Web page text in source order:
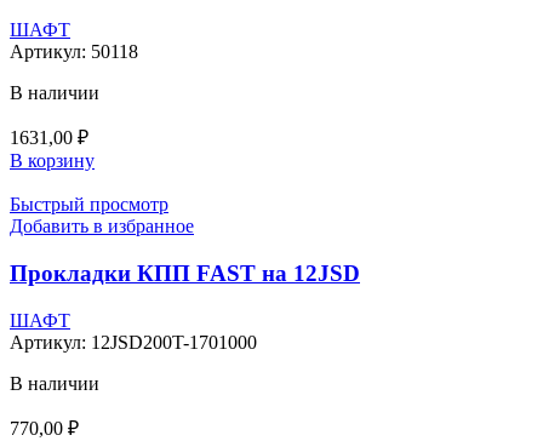
ШАФТ
Артикул: 50118
В наличии
1631,00 ₽
В корзину
Быстрый просмотр
Добавить в избранное
Прокладки КПП FAST на 12JSD
ШАФТ
Артикул: 12JSD200T-1701000
В наличии
770,00 ₽